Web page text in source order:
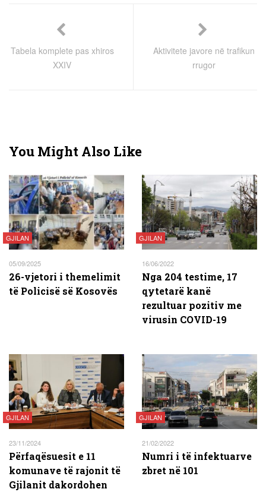
Tabela komplete pas xhiros
XXIV
Aktivitete javore në trafikun
rrugor
You Might Also Like
GJILAN
05/09/2025
26-vjetori i themelimit
të Policisë së Kosovës
GJILAN
16/06/2022
Nga 204 testime, 17
qytetarë kanë
rezultuar pozitiv me
virusin COVID-19
GJILAN
23/11/2024
Përfaqësuesit e 11
komunave të rajonit të
Gjilanit dakordohen
GJILAN
21/02/2022
Numri i të infektuarve
zbret në 101